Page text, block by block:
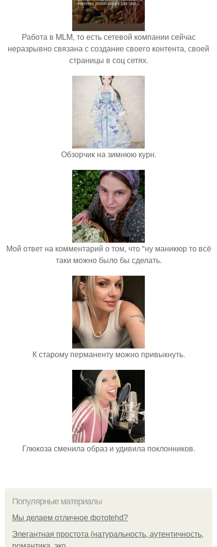
Работа в MLM, то есть сетевой компании сейчас
неразрывно связана с создание своего контента, своей
страницы в соц сетях.
Обзорчик на зимнюю курн.
Мой ответ на комментарий о том, что "ну маникюр то всё
таки можно было бы сделать.
К старому перманенту можно привыкнуть.
Глюкоза сменила образ и удивила поклонников.
Популярные материалы
Мы делаем отличное фотоtehd?
Элегантная простота (натуральность, аутентичность,